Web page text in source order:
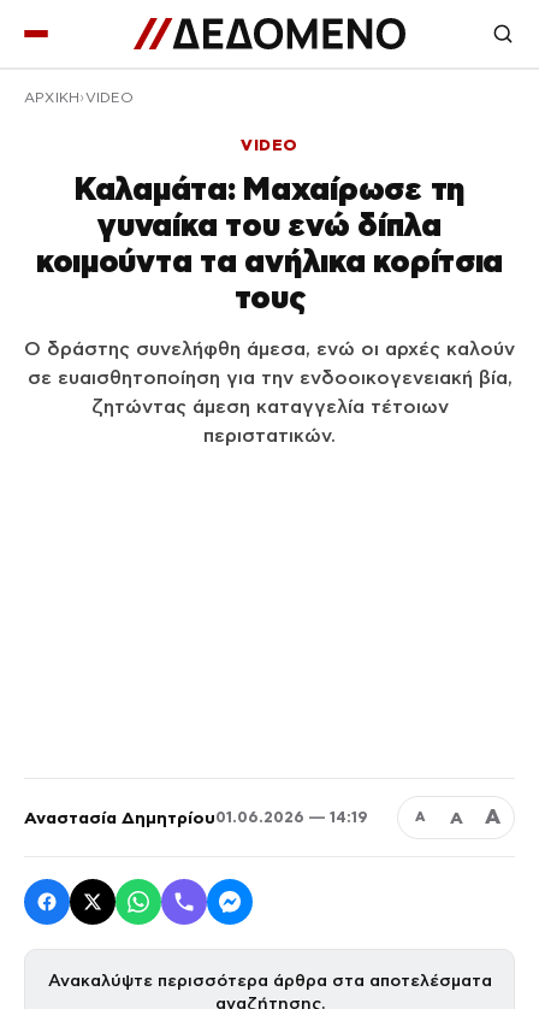
ΑΡΧΙΚΉ VIDEO
VIDEO
Καλαμάτα: Μαχαίρωσε τη
γυναίκα του ενώ δίπλα
κοιμούντα τα ανήλικα κορίτσια
τους
Ο δράστης συνελήφθη άμεσα, ενώ οι αρχές καλούν
σε ευαισθητοποίηση για την ενδοοικογενειακή βία,
ζητώντας άμεση καταγγελία τέτοιων
περιστατικών.
Αναστασία Δημητρίου01.06.2026 — 14:19 Α Α Α
Ανακαλύψτε περισσότερα άρθρα στα αποτελέσματα
αναζήτησης.